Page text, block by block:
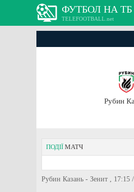
ФУТБОЛ НА ТБ
TELEFOOTBALL.net
Рубин
ПОДІЇ МАТЧ
Рубин Казань - Зенит , 17:15